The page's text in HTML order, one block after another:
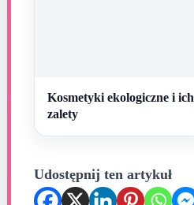
Kosmetyki ekologiczne i ich
zalety
Udostępnij ten artykuł